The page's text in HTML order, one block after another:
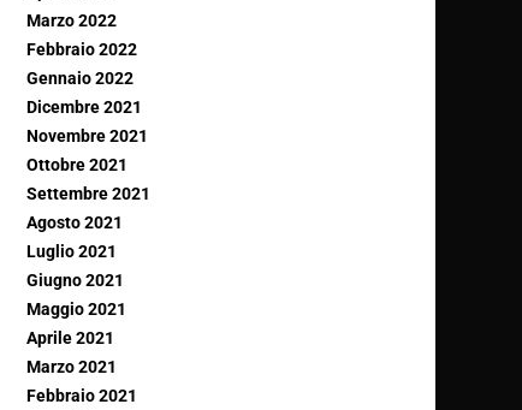
Marzo 2022
Febbraio 2022
Gennaio 2022
Dicembre 2021
Novembre 2021
Ottobre 2021
Settembre 2021
Agosto 2021
Luglio 2021
Giugno 2021
Maggio 2021
Aprile 2021
Marzo 2021
Febbraio 2021